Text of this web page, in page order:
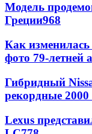
Модель
Греции968
Как
фото 79-летней
Гибридный
рекордные
Lexus